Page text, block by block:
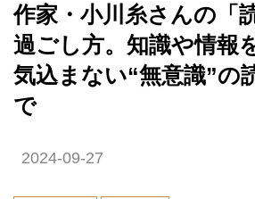
作家・小川糸さんの「
過ごし方。知識や情報
気込まない“無意識”の
で
2024-09-27